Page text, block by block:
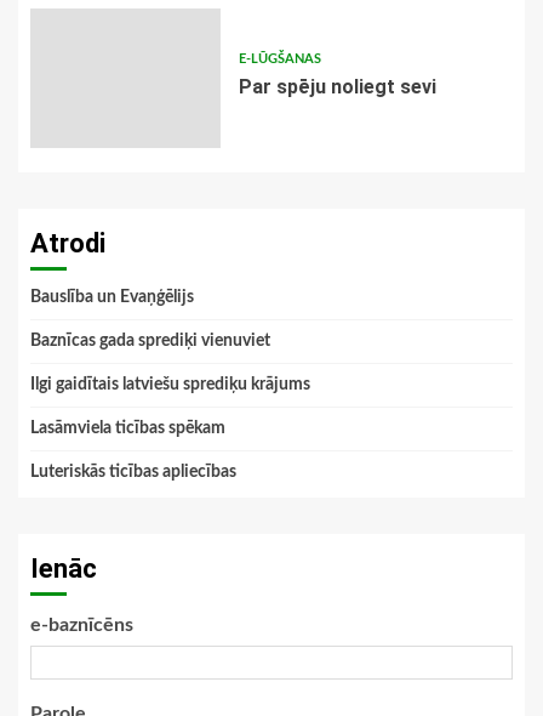
E-LŪGŠANAS
Par spēju noliegt sevi
Atrodi
Bauslība un Evaņģēlijs
Baznīcas gada sprediķi vienuviet
Ilgi gaidītais latviešu sprediķu krājums
Lasāmviela ticības spēkam
Luteriskās ticības apliecības
Ienāc
e-baznīcēns